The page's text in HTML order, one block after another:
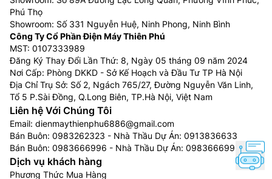
1-3 thành viên, đảm bảo cung cấp đủ nguồn nước
cho những gia đình nhỏ hiện đại.
Máy nước nóng 21 – 30L: Với dung tích lớn như
vậy thì đây là sản phẩm dành cho những gia đình
đông người và có nhu cầu sử dụng nước nóng lớn
vào mùa đông.
Chất liệu cấu thành máy
Nên cân nhắc sản phẩm có tráng men hay không. Các
loại sản phẩm tráng men sẽ giảm thiểu được sự ăn
mòn do các chất cặn tích tụ bám vào bề mặt. Đồng
thời cách điện hiệu quả hơn rất nhiều. Giá của loại
Phú Thọ
Showroom: Số 331 Nguyễn Huệ, Ninh Phong, Ninh Bình
Công Ty Cổ Phần Điện Máy Thiên Phú
MST: 0107333989
Đăng Ký Thay Đổi Lần Thứ: 8, Ngày 05 tháng 09 năm 2024
Nơi Cấp: Phòng DKKD - Sở Kế Hoạch và Đầu Tư TP Hà Nội
Địa Chỉ Trụ Sở: Số 2, Ngách 765/27, Đường Nguyễn Văn Linh,
Tổ 5 P.Sài Đồng, Q.Long Biên, TP.Hà Nội, Việt Nam
Liên hệ Với Chúng Tôi
Email: dienmaythienphu6886@gmail.com
Bán Buôn: 0983262323 - Nhà Thầu Dự Án: 0913836633
Bán Buôn: 0983666996 - Nhà Thầu Dự Án: 0983666996
Dịch vụ khách hàng
Phương Thức Mua Hàng